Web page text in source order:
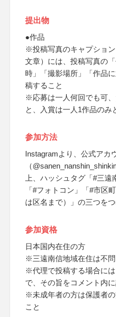
提出物
●作品
※投稿写真のキャプショ
文章）には、投稿写真の
時」「撮影場所」「作品
稿すること
※応募は一人何回でも可
と、入賞は一人1作品のみ
参加方法
Instagramより、公式アカ
（
上、ハッシュタグ「#三遠
「#フォトコン」「#市区
は区名まで）」の三つを
参加資格
日本国内在住の方
※三遠南信地域在住は不問
※代理で投稿する場合に
で、その旨をコメント内
※未成年者の方は保護者
こと